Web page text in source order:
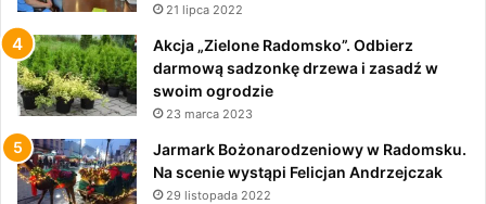
21 lipca 2022
Akcja „Zielone Radomsko”. Odbierz
darmową sadzonkę drzewa i zasadź w
swoim ogrodzie
23 marca 2023
Jarmark Bożonarodzeniowy w Radomsku.
Na scenie wystąpi Felicjan Andrzejczak
29 listopada 2022